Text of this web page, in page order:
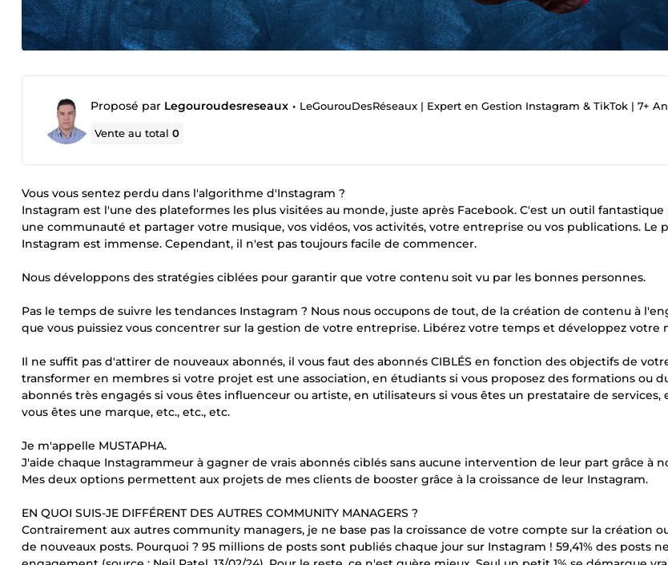
Proposé par Legouroudesreseaux • LeGourouDesRéseaux | Expert en Gestion Instagram & TikTok | 7+
Vente au total0
Vous vous sentez perdu dans l'algorithme d'Instagram ?
Instagram est l'une des plateformes les plus visitées au monde, juste après Facebook. C'est un outil
une communauté et partager votre musique, vos vidéos, vos activités, votre entreprise ou vos publications. Le
Instagram est immense. Cependant, il n'est pas toujours facile de commencer.
Nous développons des stratégies ciblées pour garantir que votre contenu soit vu par les bonnes personnes.
Pas le temps de suivre les tendances Instagram ? Nous nous occupons de tout, de la création de contenu à
que vous puissiez vous concentrer sur la gestion de votre entreprise. Libérez votre temps et développez votre
Il ne suffit pas d'attirer de nouveaux abonnés, il vous faut des abonnés CIBLÉS en fonction des objectifs de
transformer en membres si votre projet est une association, en étudiants si vous proposez des formations ou
abonnés très engagés si vous êtes influenceur ou artiste, en utilisateurs si vous êtes un prestataire de services,
vous êtes une marque, etc., etc., etc.
Je m'appelle MUSTAPHA.
J'aide chaque Instagrammeur à gagner de vrais abonnés ciblés sans aucune intervention de leur part grâce à
Mes deux options permettent aux projets de mes clients de booster grâce à la croissance de leur Instagram.
EN QUOI SUIS-JE DIFFÉRENT DES AUTRES COMMUNITY MANAGERS ?
Contrairement aux autres community managers, je ne base pas la croissance de votre compte sur la création
de nouveaux posts. Pourquoi ? 95 millions de posts sont publiés chaque jour sur Instagram ! 59,41% des posts